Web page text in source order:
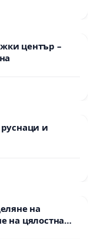
център –
и
на
на цялостна
път между